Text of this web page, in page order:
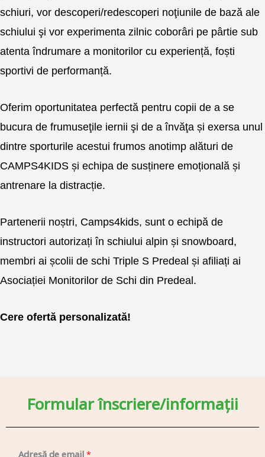
schiuri, vor descoperi/redescoperi noţiunile de bază ale
schiului şi vor experimenta zilnic coborâri pe pârtie sub
atenta îndrumare a monitorilor cu experiență, foști
sportivi de performanță.
Oferim oportunitatea perfectă pentru copii de a se
bucura de frumuseţile iernii şi de a învăţa și exersa unul
dintre sporturile acestui frumos anotimp alături de
CAMPS4KIDS și echipa de susținere emoțională și
antrenare la distracție.
Partenerii noștri, Camps4kids, sunt o echipă de
instructori autorizați în schiului alpin și snowboard,
membri ai școlii de schi Triple S Predeal și afiliați ai
Asociației Monitorilor de Schi din Predeal.
Cere ofertă personalizată!
Formular înscriere/informații
Adresă de email *